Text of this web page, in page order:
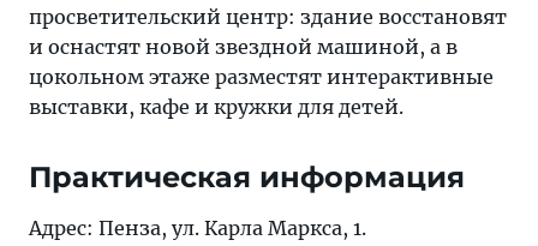
просветительский центр: здание восстановят
и оснастят новой звездной машиной, а в
цокольном этаже разместят интерактивные
выставки, кафе и кружки для детей.
Практическая информация
Адрес: Пенза, ул. Карла Маркса, 1.